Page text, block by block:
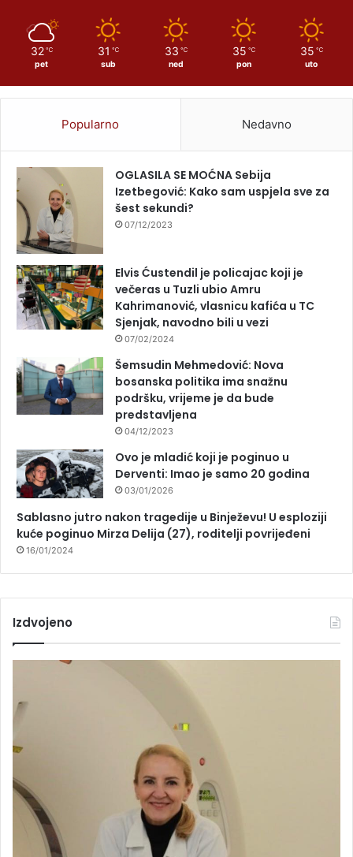
32 ℃
pet
31 ℃
sub
33 ℃
ned
35 ℃
pon
35 ℃
uto
Popularno Nedavno
OGLASILA SE MOĆNA Sebija
Izetbegović: Kako sam uspjela sve za
šest sekundi?
07/12/2023
Elvis Ćustendil je policajac koji je
večeras u Tuzli ubio Amru
Kahrimanović, vlasnicu kafića u TC
Sjenjak, navodno bili u vezi
07/02/2024
Šemsudin Mehmedović: Nova
bosanska politika ima snažnu
podršku, vrijeme je da bude
predstavljena
04/12/2023
Ovo je mladić koji je poginuo u
Derventi: Imao je samo 20 godina
03/01/2026
Sablasno jutro nakon tragedije u Binježevu! U esploziji
kuće poginuo Mirza Delija (27), roditelji povrijeđeni
16/01/2024
Izdvojeno